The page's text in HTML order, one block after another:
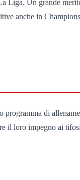
Un grande
anche in
di
il loro impegno ai